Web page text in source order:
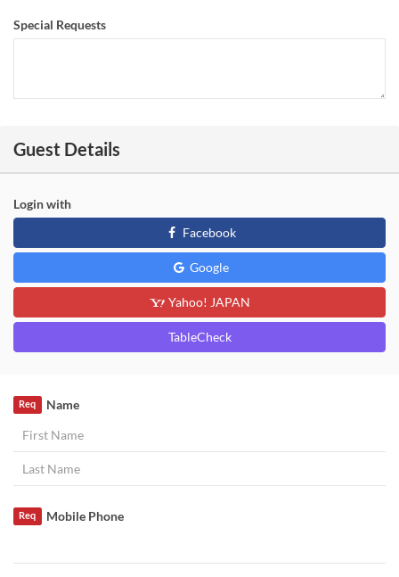
Special Requests
Guest Details
Login with
Facebook
Google
Yahoo! JAPAN
TableCheck
Name
Req
Mobile Phone
Req